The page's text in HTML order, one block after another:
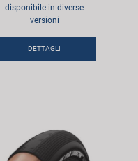
disponibile in diverse
versioni
DETTAGLI